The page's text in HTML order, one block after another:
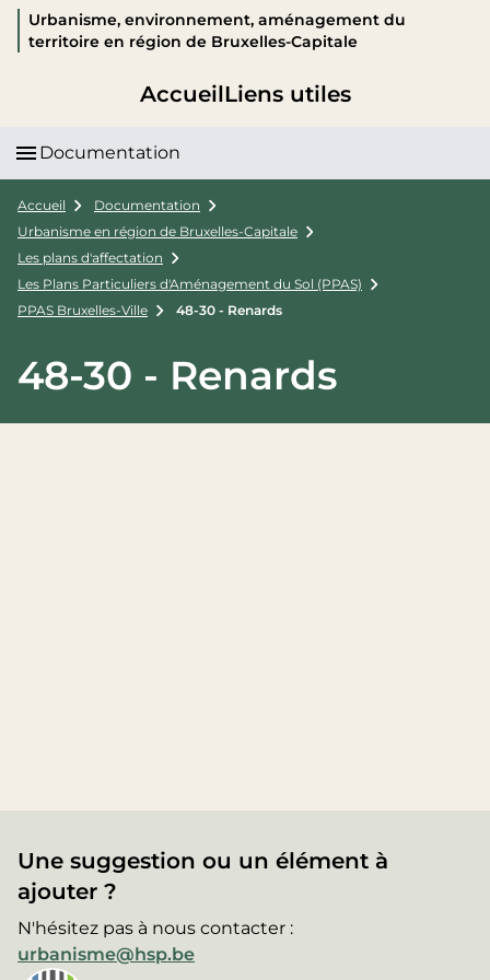
Urbanisme, environnement, aménagement du
territoire en région de Bruxelles-Capitale
AccueilLiens utiles
Documentation
Accueil
Documentation
Urbanisme en région de Bruxelles-Capitale
Les plans d'affectation
Les Plans Particuliers d'Aménagement du Sol (PPAS)
PPAS Bruxelles-Ville
48-30 - Renards
48-30 - Renards
Une suggestion ou un élément à
ajouter ?
N'hésitez pas à nous contacter :
urbanisme@hsp.be